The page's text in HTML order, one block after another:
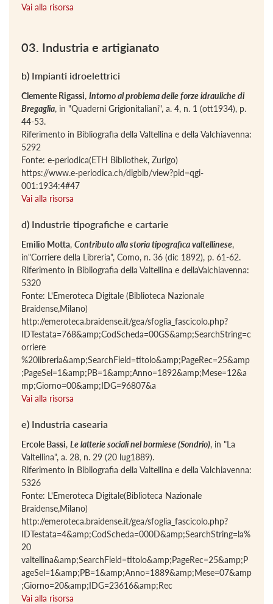
Vai alla risorsa
03. Industria e artigianato
b) Impianti idroelettrici
Clemente Rigassi, Intorno al problema delle forze idrauliche di
Bregaglia, in "Quaderni Grigionitaliani", a. 4, n. 1 (ott1934), p.
44-53.
Riferimento in Bibliografia della Valtellina e della Valchiavenna:
5292
Fonte: e-periodica(ETH Bibliothek, Zurigo)
https://www.e-periodica.ch/digbib/view?pid=qgi-
001:1934:4#47
Vai alla risorsa
d) Industrie tipografiche e cartarie
Emilio Motta, Contributo alla storia tipografica valtellinese,
in"Corriere della Libreria", Como, n. 36 (dic 1892), p. 61-62.
Riferimento in Bibliografia della Valtellina e dellaValchiavenna:
5320
Fonte: L'Emeroteca Digitale (Biblioteca Nazionale
Braidense,Milano)
http://emeroteca.braidense.it/gea/sfoglia_fascicolo.php?
IDTestata=768&amp;CodScheda=00GS&amp;SearchString=c
orriere
%20libreria&amp;SearchField=titolo&amp;PageRec=25&amp
;PageSel=1&amp;PB=1&amp;Anno=1892&amp;Mese=12&a
mp;Giorno=00&amp;IDG=96807&a
Vai alla risorsa
e) Industria casearia
Ercole Bassi, Le latterie sociali nel bormiese (Sondrio), in "La
Valtellina", a. 28, n. 29 (20 lug1889).
Riferimento in Bibliografia della Valtellina e della Valchiavenna:
5326
Fonte: L'Emeroteca Digitale(Biblioteca Nazionale
Braidense,Milano)
http://emeroteca.braidense.it/gea/sfoglia_fascicolo.php?
IDTestata=4&amp;CodScheda=000D&amp;SearchString=la%
20
valtellina&amp;SearchField=titolo&amp;PageRec=25&amp;P
ageSel=1&amp;PB=1&amp;Anno=1889&amp;Mese=07&amp
;Giorno=20&amp;IDG=23616&amp;Rec
Vai alla risorsa